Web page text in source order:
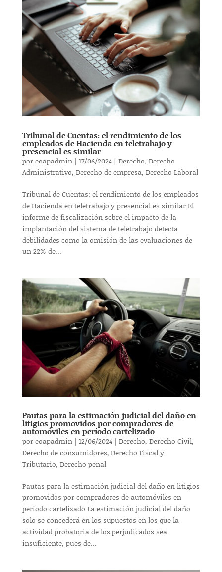
Tribunal de Cuentas: el rendimiento de los
empleados de Hacienda en teletrabajo y
presencial es similar
poreoapadmin| 17/06/2024| Derecho, Derecho
Administrativo, Derecho de empresa, Derecho Laboral
Tribunal de Cuentas: el rendimiento de los empleados
de Hacienda en teletrabajo y presencial es similar El
informe de fiscalización sobre el impacto de la
implantación del sistema de teletrabajo detecta
debilidades como la omisión de las evaluaciones de
un 22% de...
Pautas para la estimación judicial del daño en
litigios promovidos por compradores de
automóviles en período cartelizado
poreoapadmin| 12/06/2024| Derecho, Derecho Civil,
Derecho de consumidores, Derecho Fiscal y
Tributario, Derecho penal
Pautas para la estimación judicial del daño en litigios
promovidos por compradores de automóviles en
período cartelizado La estimación judicial del daño
solo se concederá en los supuestos en los que la
actividad probatoria de los perjudicados sea
insuficiente, pues de...